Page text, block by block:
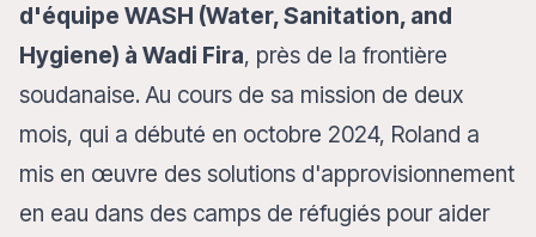
d'équipe WASH (Water, Sanitation, and
Hygiene) à Wadi Fira, près de la frontière
soudanaise. Au cours de sa mission de deux
mois, qui a débuté en octobre 2024, Roland a
mis en œuvre des solutions d'approvisionnement
en eau dans des camps de réfugiés pour aider